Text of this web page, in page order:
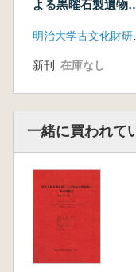
8 後谷遺
新潟県
富山県
11 馬場山
12 柳田
13 佐伯
14 早月上
15 吉峰
16 二ツ
石川県
よる黒曜石製遺物
ータ集1
新刊 在庫なし
一緒に買われて